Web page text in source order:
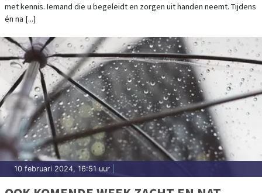
met kennis. Iemand die u begeleidt en zorgen uit handen neemt. Tijdens
én na [...]
10 februari 2024, 16:51 uur